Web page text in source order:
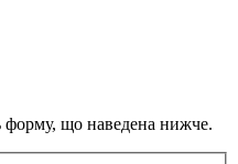
форму, що наведена нижче.